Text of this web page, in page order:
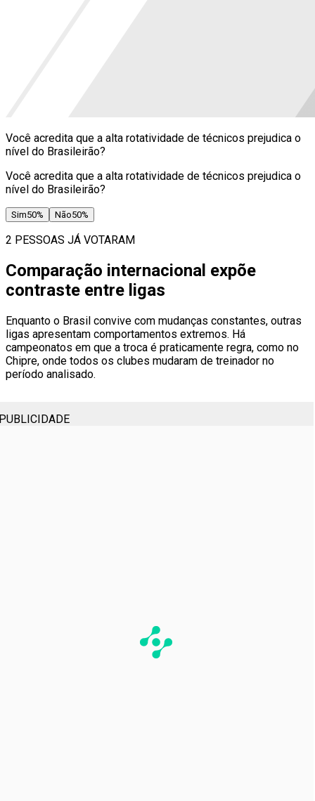
Você acredita que a alta rotatividade de técnicos prejudica o
nível do Brasileirão?
Você acredita que a alta rotatividade de técnicos prejudica o
nível do Brasileirão?
Sim50% Não50%
2 PESSOAS JÁ VOTARAM
Comparação internacional expõe
contraste entre ligas
Enquanto o Brasil convive com mudanças constantes, outras
ligas apresentam comportamentos extremos. Há
campeonatos em que a troca é praticamente regra, como no
Chipre, onde todos os clubes mudaram de treinador no
período analisado.